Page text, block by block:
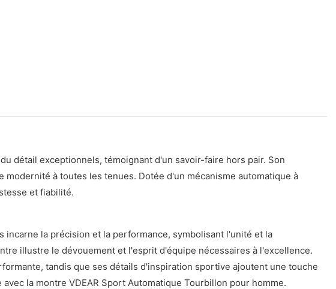
détail exceptionnels, témoignant d'un savoir-faire hors pair. Son
à toutes les tenues. Dotée d'un mécanisme automatique à
et fiabilité.
incarne la précision et la performance, symbolisant l'unité et la
illustre le dévouement et l'esprit d'équipe nécessaires à l'excellence.
tandis que ses détails d'inspiration sportive ajoutent une touche
la montre VDEAR Sport Automatique Tourbillon pour homme.